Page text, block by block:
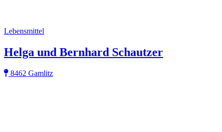
Lebensmittel
Helga und Bernhard Schautzer
8462 Gamlitz